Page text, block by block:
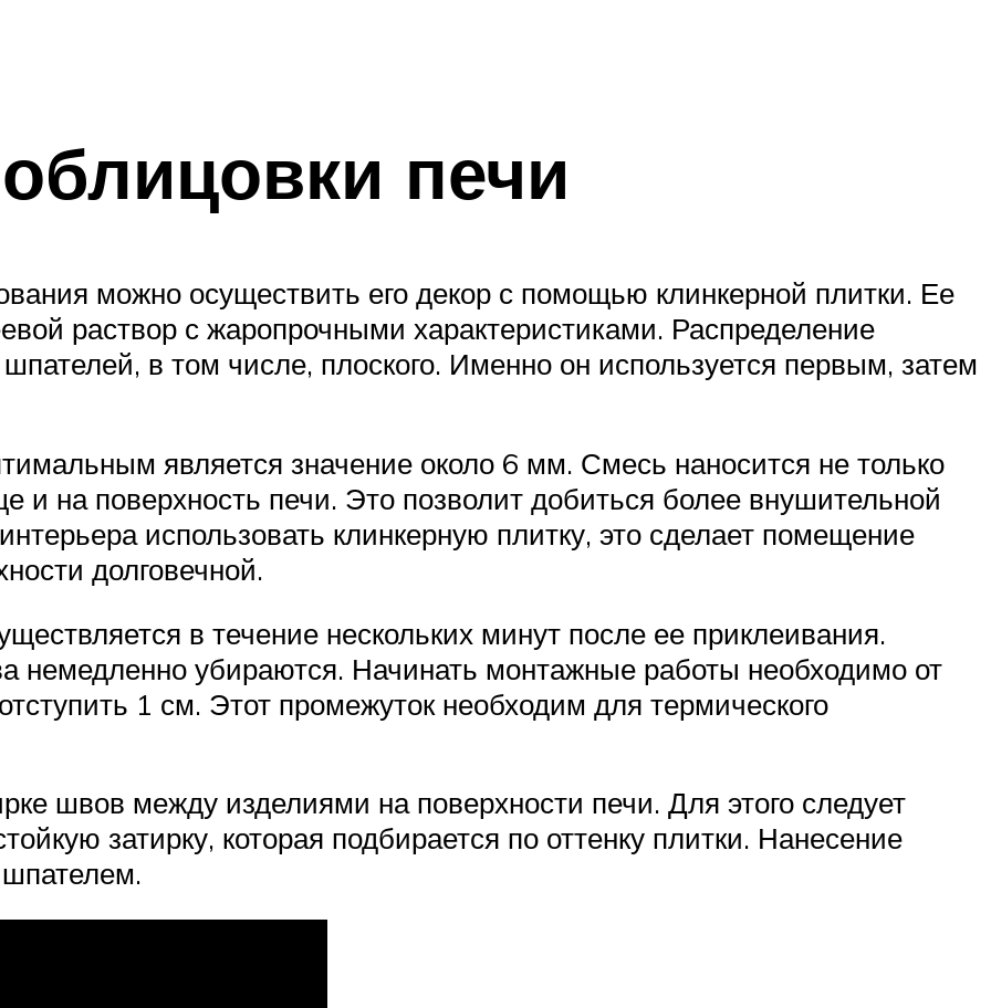
печи
можно осуществить его декор с помощью клинкерной плитки. Ее
раствор с жаропрочными характеристиками. Распределение
в том числе, плоского. Именно он используется первым, затем
является значение около 6 мм. Смесь наносится не только
и на поверхность печи. Это позволит добиться более внушительной
использовать клинкерную плитку, это сделает помещение
долговечной.
в течение нескольких минут после ее приклеивания.
немедленно убираются. Начинать монтажные работы необходимо от
1 см. Этот промежуток необходим для термического
швов между изделиями на поверхности печи. Для этого следует
затирку, которая подбирается по оттенку плитки. Нанесение